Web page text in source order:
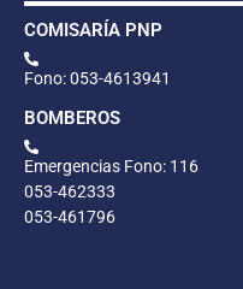
COMISARÍA PNP
Fono: 053-4613941
BOMBEROS
Emergencias Fono: 116
053-462333
053-461796